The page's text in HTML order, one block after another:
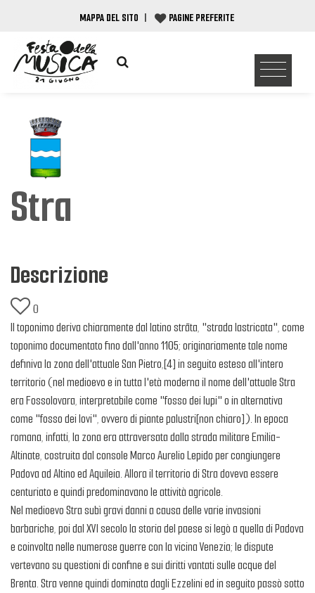
MAPPA DEL SITO | PAGINE PREFERITE
Stra
Descrizione
0
Il toponimo deriva chiaramente dal latino strāta, "strada lastricata", come
toponimo documentato fino dall'anno 1105; originariamente tale nome
definiva la zona dell'attuale San Pietro,[4] in seguito esteso all'intero
territorio (nel medioevo e in tutta l'età moderna il nome dell'attuale Stra
era Fossolovara, interpretabile come "fosso dei lupi" o in alternativa
come "fosso dei lovi", ovvero di piante palustri[non chiaro]). In epoca
romana, infatti, la zona era attraversata dalla strada militare Emilia-
Altinate, costruita dal console Marco Aurelio Lepido per congiungere
Padova ad Altino ed Aquileia. Allora il territorio di Stra doveva essere
centuriato e quindi predominavano le attività agricole.
Nel medioevo Stra subì gravi danni a causa delle varie invasioni
barbariche, poi dal XVI secolo la storia del paese si legò a quella di Padova
e coinvolta nelle numerose guerre con la vicina Venezia; le dispute
vertevano su questioni di confine e sui diritti vantati sulle acque del
Brenta. Stra venne quindi dominata dagli Ezzelini ed in seguito passò sotto